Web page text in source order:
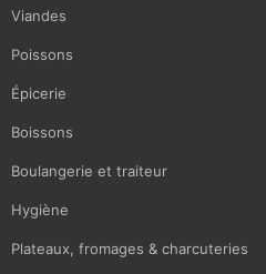
Viandes
Poissons
Épicerie
Boissons
Boulangerie et traiteur
Hygiène
Plateaux, fromages & charcuteries